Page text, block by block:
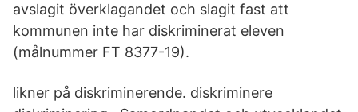
avslagit överklagandet och slagit fast att
kommunen inte har diskriminerat eleven
(målnummer FT 8377-19).
likner på diskriminerende. diskriminere